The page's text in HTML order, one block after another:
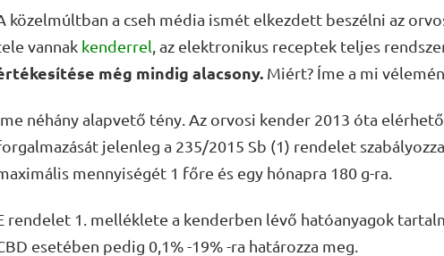
közelmúltban a cseh média ismét elkezdett beszélni az
vannak kenderrel , az elektronikus receptek teljes
még mindig alacsony. Miért? Íme a mi
néhány alapvető tény. Az orvosi kender 2013 óta elérhető
jelenleg a 235/2015 Sb (1) rendelet
mennyiségét 1 főre és egy hónapra 180 g-ra.
rendelet 1. melléklete a kenderben lévő hatóanyagok
esetében pedig 0,1% -19% -ra határozza meg.